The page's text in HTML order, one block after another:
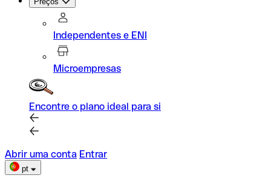
Independentes e ENI
Microempresas
Encontre o plano ideal para si
Abrir uma conta Entrar
pt